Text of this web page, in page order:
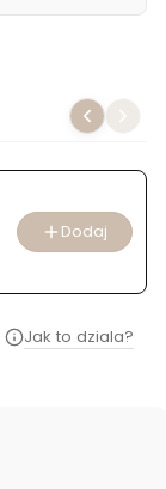
Dodaj
Jak to dziala?